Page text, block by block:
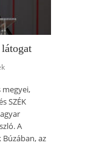
megyei,
SZÉK
A
az